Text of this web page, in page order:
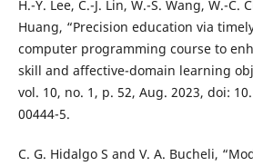
H.-Y. Lee, C.-J. Lin, W.-S. Wang, W.-C.
Huang, “Precision education via
computer programming course to
skill and affective-domain learning
vol. 10, no. 1, p. 52, Aug. 2023, doi:
00444-5.
C. G. Hidalgo S and V. A. Bucheli,